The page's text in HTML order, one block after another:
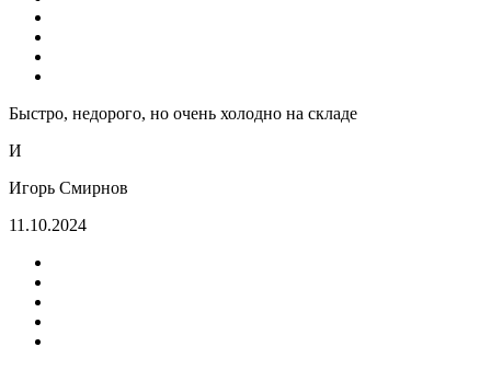
Быстро, недорого, но очень холодно на складе
И
Игорь Смирнов
11.10.2024